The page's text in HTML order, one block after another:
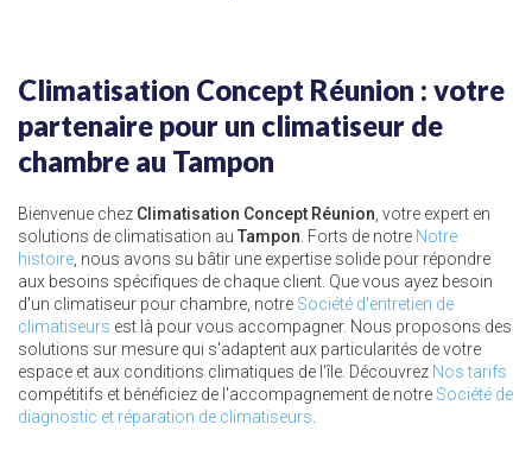
Climatisation Concept Réunion : votre
partenaire pour un climatiseur de
chambre au Tampon
Bienvenue chez Climatisation Concept Réunion , votre expert en
solutions de climatisation au Tampon . Forts de notre Notre
histoire , nous avons su bâtir une expertise solide pour répondre
aux besoins spécifiques de chaque client. Que vous ayez besoin
d'un climatiseur pour chambre, notre Société d'entretien de
climatiseurs est là pour vous accompagner. Nous proposons des
solutions sur mesure qui s'adaptent aux particularités de votre
espace et aux conditions climatiques de l'île. Découvrez Nos tarifs
compétitifs et bénéficiez de l'accompagnement de notre Société de
diagnostic et réparation de climatiseurs